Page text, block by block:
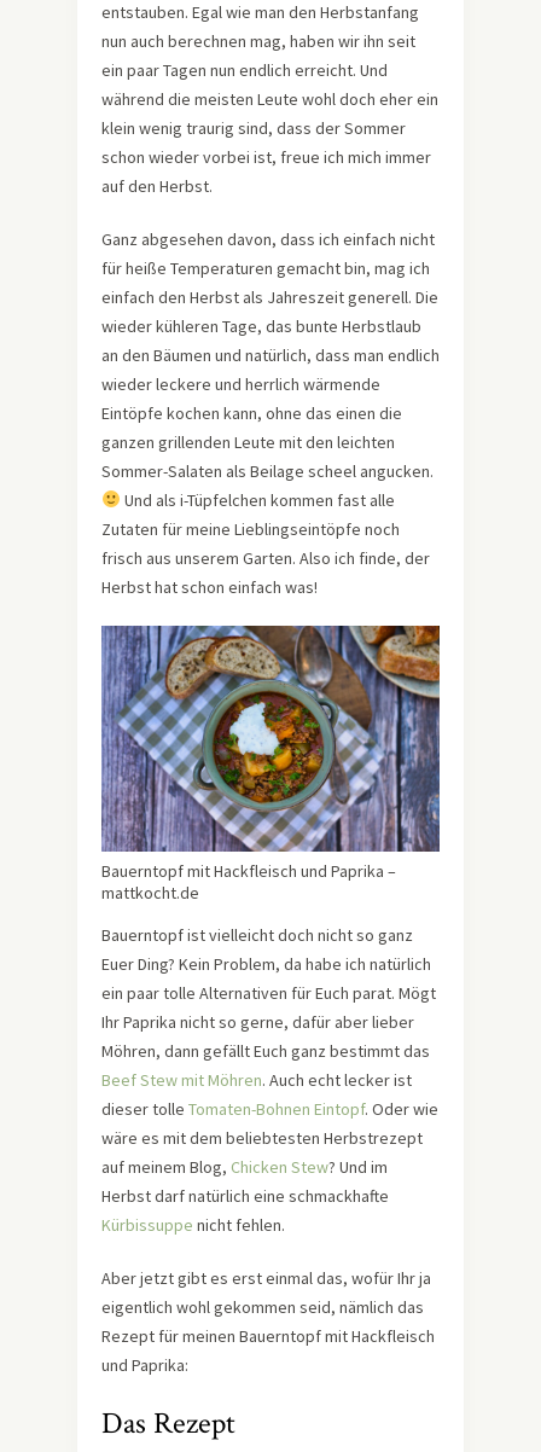
entstauben. Egal wie man den Herbstanfang
nun auch berechnen mag, haben wir ihn seit
ein paar Tagen nun endlich erreicht. Und
während die meisten Leute wohl doch eher ein
klein wenig traurig sind, dass der Sommer
schon wieder vorbei ist, freue ich mich immer
auf den Herbst.
Ganz abgesehen davon, dass ich einfach nicht
für heiße Temperaturen gemacht bin, mag ich
einfach den Herbst als Jahreszeit generell. Die
wieder kühleren Tage, das bunte Herbstlaub
an den Bäumen und natürlich, dass man endlich
wieder leckere und herrlich wärmende
Eintöpfe kochen kann, ohne das einen die
ganzen grillenden Leute mit den leichten
Sommer-Salaten als Beilage scheel angucken.
Und als i-Tüpfelchen kommen fast alle
Zutaten für meine Lieblingseintöpfe noch
frisch aus unserem Garten. Also ich finde, der
Herbst hat schon einfach was!
Bauerntopf mit Hackfleisch und Paprika –
mattkocht.de
Bauerntopf ist vielleicht doch nicht so ganz
Euer Ding? Kein Problem, da habe ich natürlich
ein paar tolle Alternativen für Euch parat. Mögt
Ihr Paprika nicht so gerne, dafür aber lieber
Möhren, dann gefällt Euch ganz bestimmt das
Beef Stew mit Möhren. Auch echt lecker ist
dieser tolle Tomaten-Bohnen Eintopf. Oder wie
wäre es mit dem beliebtesten Herbstrezept
auf meinem Blog, Chicken Stew? Und im
Herbst darf natürlich eine schmackhafte
Kürbissuppe nicht fehlen.
Aber jetzt gibt es erst einmal das, wofür Ihr ja
eigentlich wohl gekommen seid, nämlich das
Rezept für meinen Bauerntopf mit Hackfleisch
und Paprika:
Das Rezept